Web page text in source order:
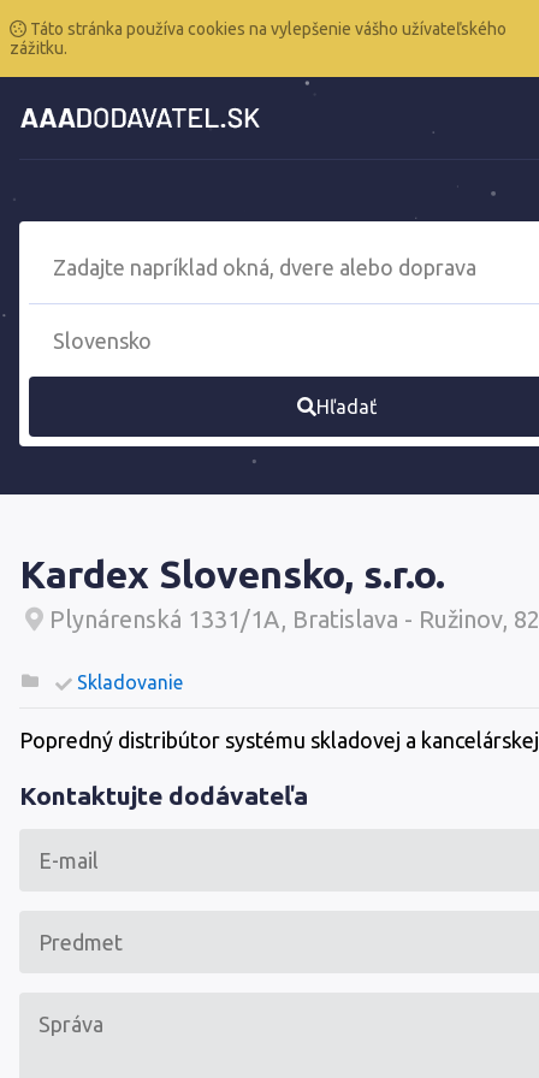
Táto stránka používa cookies na vylepšenie vášho užívateľského
zážitku.
Hľadať
Kardex Slovensko, s.r.o.
Plynárenská 1331/1A, Bratislava - Ružinov,
Skladovanie
Popredný distribútor systému skladovej a
Kontaktujte dodávateľa